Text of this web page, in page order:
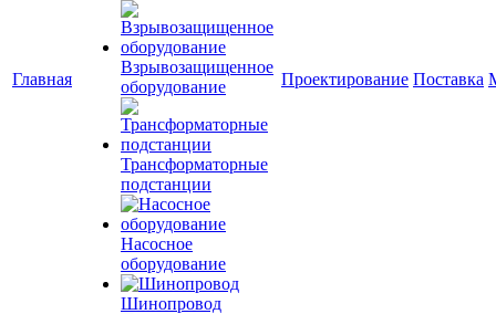
Главная
Взрывозащищенное
оборудование
Трансформаторные
подстанции
Насосное
оборудование
Шинопровод
Проектирование Поставка